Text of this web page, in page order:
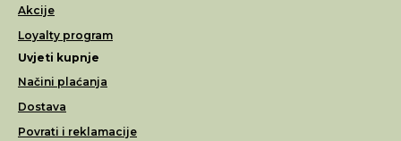
Akcije
Loyalty program
Uvjeti kupnje
Načini plaćanja
Dostava
Povrati i reklamacije